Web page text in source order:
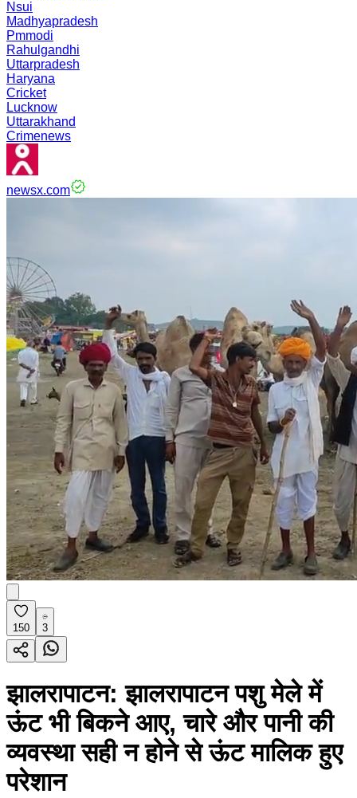
Nsui
Madhyapradesh
Pmmodi
Rahulgandhi
Uttarpradesh
Haryana
Cricket
Lucknow
Uttarakhand
Crimenews
newsx.com
150 3
झालरापाटन: झालरापाटन पशु मेले में
ऊंट भी बिकने आए, चारे और पानी की
व्यवस्था सही न होने से ऊंट मालिक हुए
परेशान